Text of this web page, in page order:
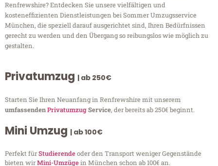
Renfrewshire? Entdecken Sie unsere vielfältigen und
kosteneffizienten Dienstleistungen bei Sommer Umzugsservice
München, die speziell darauf ausgerichtet sind, Ihren Bedürfnissen
gerecht zu werden und den Übergang so reibungslos wie möglich zu
gestalten.
Privatumzug | ab 250€
Starten Sie Ihren Neuanfang in Renfrewshire mit unserem
umfassendenPrivatumzugService, der bereits ab 250€ beginnt.
Mini Umzug | ab 100€
Perfekt fürStudierendeoder den Transport weniger Gegenstände
bieten wirMini-Umzügein München schon ab 100€ an.